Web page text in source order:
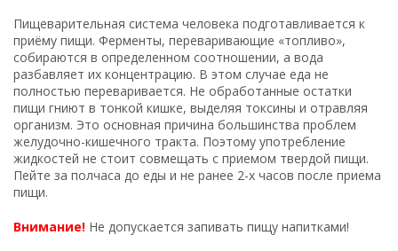
Пищеварительная система человека подготавливается к
приёму пищи. Ферменты, переваривающие «топливо»,
собираются в определенном соотношении, а вода
разбавляет их концентрацию. В этом случае еда не
полностью переваривается. Не обработанные остатки
пищи гниют в тонкой кишке, выделяя токсины и отравляя
организм. Это основная причина большинства проблем
желудочно-кишечного тракта. Поэтому употребление
жидкостей не стоит совмещать с приемом твердой пищи.
Пейте за полчаса до еды и не ранее 2-х часов после приема
пищи.
Внимание! Не допускается запивать пищу напитками!